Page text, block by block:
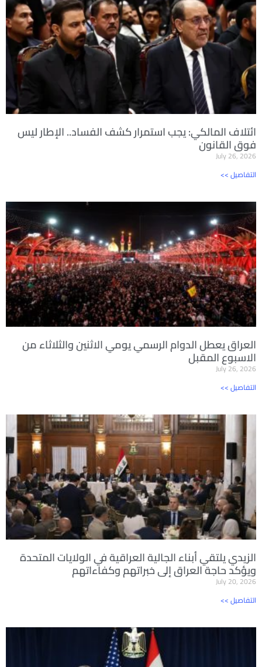
ائتلاف المالكي: يجب استمرار كشف الفساد.. الإطار ليس
فوق القانون
July 26, 2026
<< التفاصيل
العراق يعطل الدوام الرسمي يومي الاثنين والثلاثاء من
الاسبوع المقبل
July 26, 2026
<< التفاصيل
الزيدي يلتقي أبناء الجالية العراقية في الولايات المتحدة
ويؤكد حاجة العراق إلى خبراتهم وكفاءاتهم
July 20, 2026
<< التفاصيل